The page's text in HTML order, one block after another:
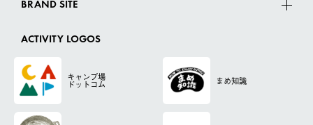
BRAND SITE
ACTIVITY LOGOS
キャンプ場
ドットコム まめ知識